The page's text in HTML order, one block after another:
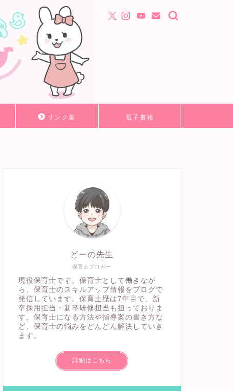
リンク集 電子書籍
保育士ブロガー
どーの先生
現役保育士です。保育士として働きなが
ら、保育士のスキルアップ情報をブログで
発信しています。保育士歴は7年目で、新
卒採用担当・新卒研修担当も担っておりま
す。保育士になる方法や指導案の書き方な
ど、保育士の悩みをどんどん解決していき
ます。
詳細はこちら